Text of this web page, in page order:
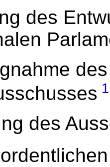
des
1
des